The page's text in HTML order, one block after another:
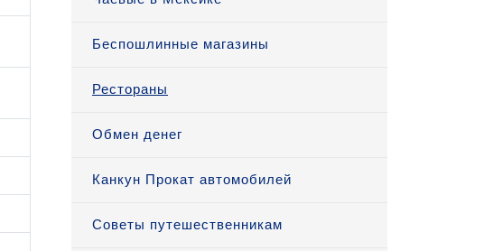
Беспошлинные магазины
Рестораны
Обмен денег
Канкун Прокат автомобилей
Советы путешественникам